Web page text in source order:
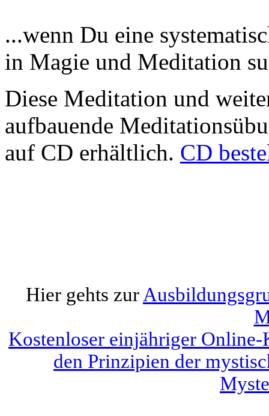
...wenn Du eine
in Magie und Meditation
Diese Meditation und
aufbauende
auf CD erhältlich. CD
Hier gehts zur
Kostenloser einjähriger
den Prinzipien der